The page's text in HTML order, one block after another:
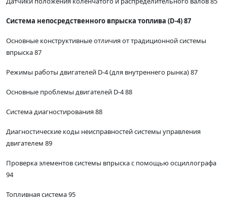
Система непосредственного впрыска топлива (D-4) 87
Основные конструктивные отличия от традиционной системы
впрыска 87
Режимы работы двигателей D-4 (для внутреннего рынка) 87
Основные проблемы двигателей D-4 88
Система диагностирования 88
Диагностические коды неисправностей системы управления
двигателем 89
Проверка элементов системы впрыска с помощью осциллографа
94
Топливная система 95